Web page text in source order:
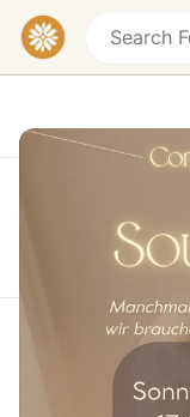
Today
This event
07:30 PM
SOUL
Breathwork